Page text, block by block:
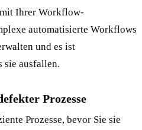
Ihrer Workflow-
automatisierte Workflows
und es ist
sie ausfallen.
Prozesse
Prozesse, bevor Sie sie